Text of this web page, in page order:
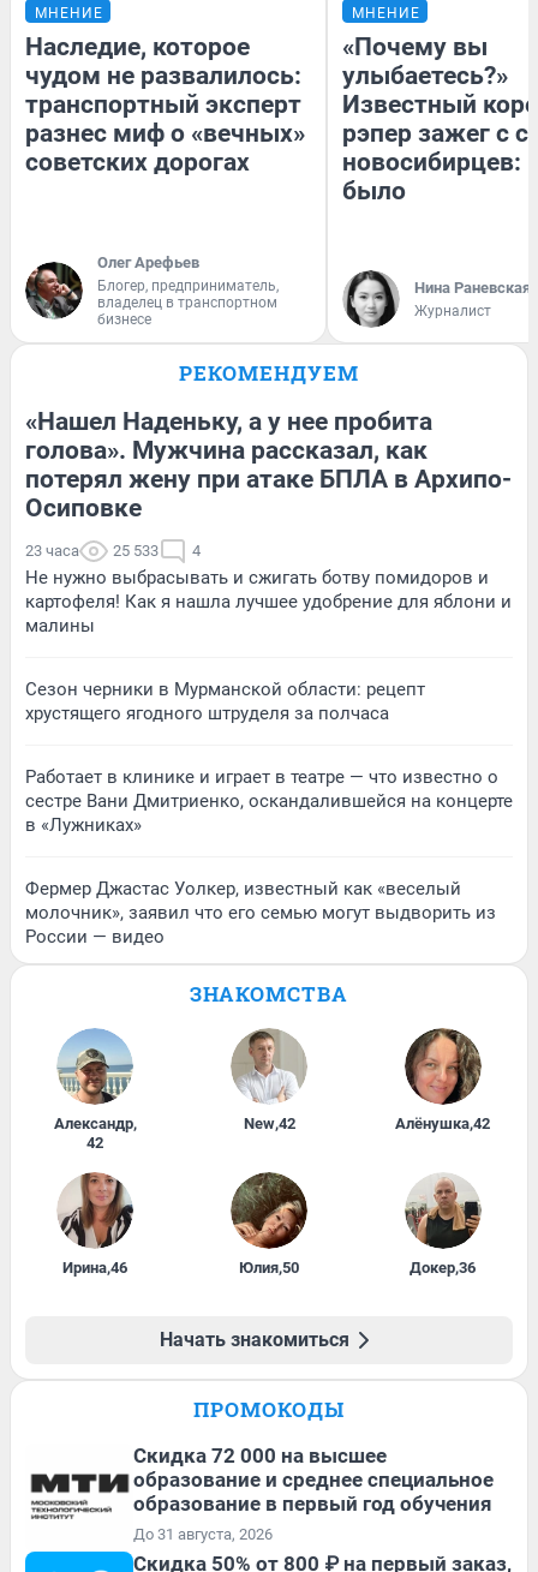
МНЕНИЕ
Наследие, которое
чудом не развалилось:
транспортный эксперт
разнес миф о «вечных»
советских дорогах
Олег Арефьев
Блогер, предприниматель,
владелец в транспортном
бизнесе
МНЕНИЕ
«Почему вы
улыбаетесь?»
Известный
рэпер зажег с
новосибирцев:
было
Нина Раневская
Журналист
РЕКОМЕНДУЕМ
«Нашел Наденьку, а у нее пробита
голова». Мужчина рассказал, как
потерял жену при атаке БПЛА в Архипо-
Осиповке
23 часа 25 533 4
Не нужно выбрасывать и сжигать ботву помидоров и
картофеля! Как я нашла лучшее удобрение для яблони и
малины
Сезон черники в Мурманской области: рецепт
хрустящего ягодного штруделя за полчаса
Работает в клинике и играет в театре — что известно о
сестре Вани Дмитриенко, оскандалившейся на концерте
в «Лужниках»
Фермер Джастас Уолкер, известный как «веселый
молочник», заявил что его семью могут выдворить из
России — видео
ЗНАКОМСТВА
Александр,
42
New,42 Алёнушка,42
Ирина,46 Юлия,50 Докер,36
Начать знакомиться
ПРОМОКОДЫ
Скидка 72 000 на высшее
образование и среднее специальное
образование в первый год обучения
До 31 августа, 2026
Скидка 50% от 800 ₽ на первый заказ,